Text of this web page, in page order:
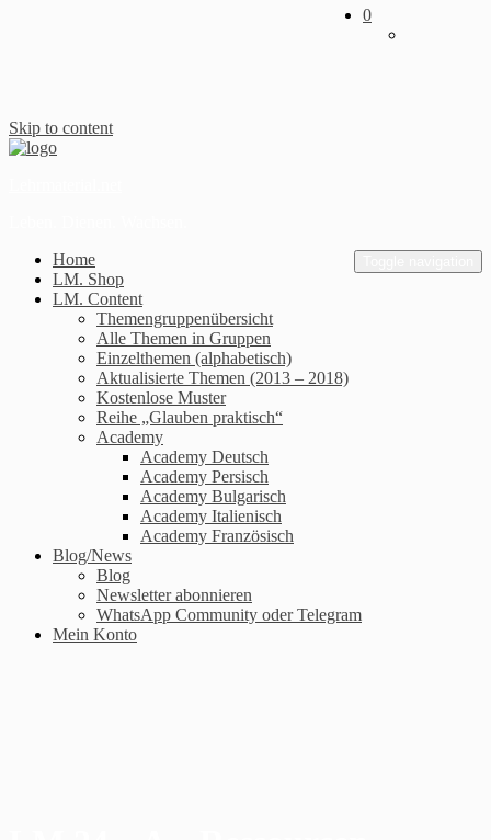
Skip to content
0
Home
LM. Shop
LM. Content
Themengruppenübersicht
Alle Themen in Gruppen
Einzelthemen (alphabetisch)
Aktualisierte Themen (2013 – 2018)
Kostenlose Muster
Reihe „Glauben praktisch“
Academy
Academy Deutsch
Academy Persisch
Academy Bulgarisch
Academy Italienisch
Academy Französisch
Blog/News
Blog
Newsletter abonnieren
WhatsApp Community oder Telegram
Mein Konto